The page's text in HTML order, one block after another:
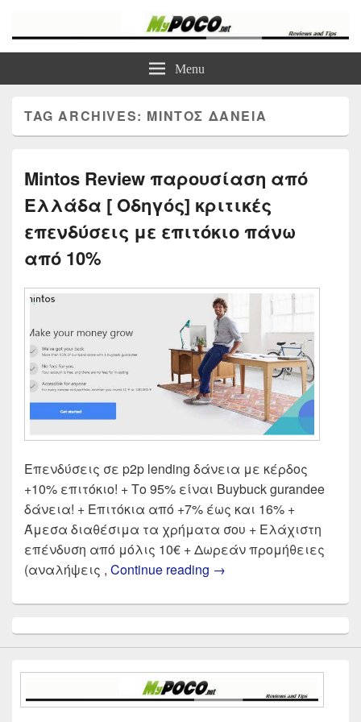
Τα καλύτερα Reviews , Συγκρίσεις , VPN , Webhosting
Menu
TAG ARCHIVES: ΜΙΝΤΟΣ ΔΆΝΕΙΑ
Mintos Review παρουσίαση από
Ελλάδα [ Οδηγός] κριτικές
επενδύσεις με επιτόκιο πάνω
από 10%
Επενδύσεις σε p2p lending δάνεια με κέρδος
+10% επιτόκιο! + Το 95% είναι Buybuck gurandee
δάνεια! + Επιτόκια από +7% έως και 16% +
Άμεσα διαθέσιμα τα χρήματα σου + Ελάχιστη
επένδυση από μόλις 10€ + Δωρεάν προμήθειες
(αναλήψεις , Continue reading Mintos Review
→
Sidebar
Widget